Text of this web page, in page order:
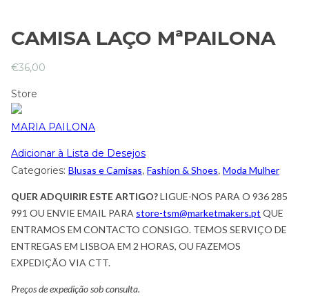
CAMISA LAÇO MªPAILONA
€36,00
Store
MARIA PAILONA
Adicionar à Lista de Desejos
Categories: Blusas e Camisas, Fashion & Shoes, Moda Mulher
QUER ADQUIRIR ESTE ARTIGO?LIGUE-NOS PARA O 936 285
991 OU ENVIE EMAIL PARA store-tsm@marketmakers.pt QUE
ENTRAMOS EM CONTACTO CONSIGO. TEMOS SERVIÇO DE
ENTREGAS EM LISBOA EM 2 HORAS, OU FAZEMOS
EXPEDIÇÃO VIA CTT.
Preços de expedição sob consulta.